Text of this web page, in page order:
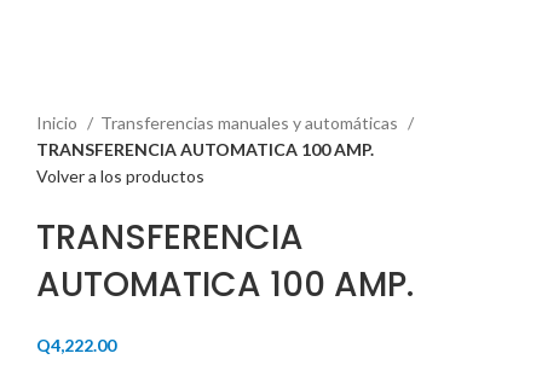
Inicio
Transferencias manuales y automáticas
TRANSFERENCIA AUTOMATICA 100 AMP.
Volver a los productos
TRANSFERENCIA
AUTOMATICA 100 AMP.
Q4,222.00